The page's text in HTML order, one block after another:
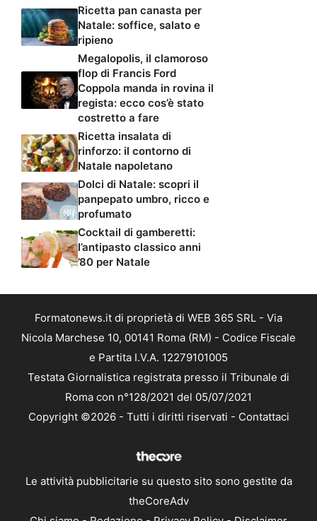
Ricetta pan canasta per
Natale: soffice, salato e
ripieno
Megalopolis, il clamoroso
flop di Francis Ford
Coppola manda in rovina il
regista: ecco cos’è stato
costretto a fare
Ricetta insalata di
rinforzo: il contorno di
Natale napoletano
Dolci di Natale: scopri il
panpepato umbro, ricco e
profumato
Cocktail di gamberetti:
l’antipasto classico anni
’80 per Natale
Formatonews.it di proprietà di WEB 365 SRL - Via
Nicola Marchese 10, 00141 Roma (RM) - Codice Fiscale
e Partita I.V.A. 12279101005
Testata Giornalistica registrata presso il Tribunale di
Roma con n°128/2021 del 05/07/2021
Copyright ©2026 - Tutti i diritti riservati - Contattaci
Le attività pubblicitarie su questo sito sono gestite da
theCoreAdv